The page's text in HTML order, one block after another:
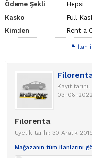
Ödeme Şekli
Hepsi
Kasko
Full
Kimden
Rent a
İlan
Kayıt tarihi:
03-08-2022
Filorenta
Üyelik tarihi: 30 Aralık 2019
Mağazanın tüm ilanlarını